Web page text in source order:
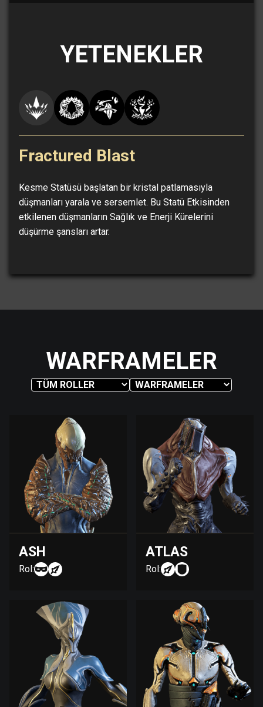
YETENEKLER
Fractured Blast
Kesme Statüsü başlatan bir kristal patlamasıyla
düşmanları yarala ve sersemlet. Bu Statü Etkisinden
etkilenen düşmanların Sağlık ve Enerji Kürelerini
düşürme şansları artar.
WARFRAMELER
ASH
Rol:
ATLAS
Rol: